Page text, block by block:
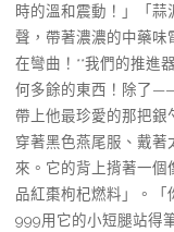
時的溫和震動！」「蒜
聲，帶著濃濃的中藥味
在彎曲！**我們的推進
何多餘的東西！除了
帶上他最珍愛的那把銀
穿著黑色燕尾服、戴
來。它的背上揹著一
品紅棗枸杞燃料」。
999用它的小短腿站得